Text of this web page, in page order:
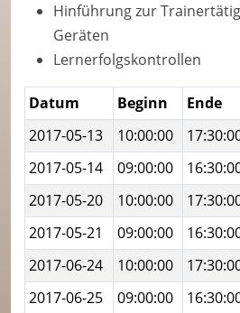
Hinführung zur
Geräten
Lernerfolgskontrollen
Datum Beginn
Ende
2017-05-13
10:00:00
2017-05-14
09:00:00
2017-05-20
10:00:00
2017-05-21
09:00:00
2017-06-24
10:00:00
2017-06-25
09:00:00